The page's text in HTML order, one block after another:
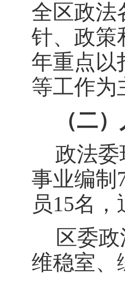
全区政法
针、政策
年重点以
等工作为
（二
政法
事业编制
员15名，
区委
维稳室、